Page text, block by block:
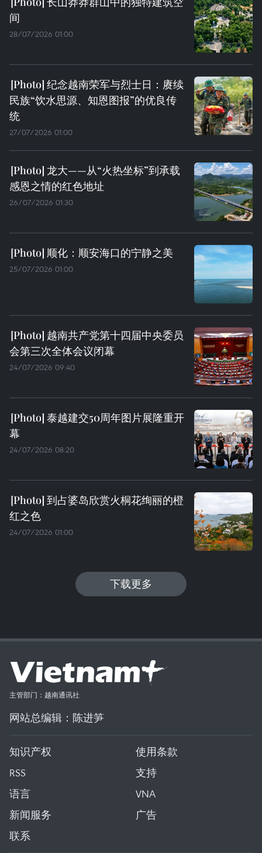
间
28/07/2026 01:00
纪念越南荣军与烈士日：赓续
民族“饮水思源、知恩图报”的优良传
统
27/07/2026 01:00
龙大——从“火热坐标”到承载
感恩之情的红色地址
26/07/2026 01:30
顺化：顺安海口的宁静之美
25/07/2026 01:00
越南共产党第十四届中央委员
会第三次全体会议闭幕
24/07/2026 09:40
泰越建交50周年图片展隆重开
幕
24/07/2026 08:20
到占婆岛欣赏火桐花绚丽的橙
红之色
24/07/2026 01:00
下载更多
主管部门：越南通讯社
网站总编辑：陈进笋
知识产权
使用条款
RSS
支持
语言
VNA
新闻服务
广告
联系